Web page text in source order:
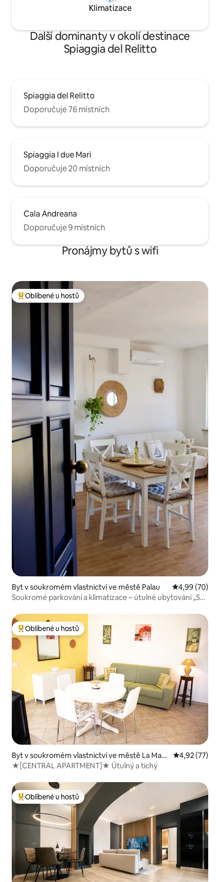
Klimatizace
Další dominanty v okolí destinace
Spiaggia del Relitto
Spiaggia del Relitto
Doporučuje 76 místních
Spiaggia I due Mari
Doporučuje 20 místních
Cala Andreana
Doporučuje 9 místních
Pronájmy bytů s wifi
Nejlepší v kategorii Oblíbené u hostů
Oblíbené u hostů
Byt v soukromém vlastnictví ve městě Palau Průměrné
4,99 (70)
Soukromé parkování a klimatizace – útulné ubytování „Sea
Nejlepší v kategorii Oblíbené u hostů
Oblíbené u hostů
Byt v soukromém vlastnictví ve městě La Mad
dalena
Průměrné
4,92 (77)
★[CENTRAL APARTMENT]★ Útulný a tichý
Nejlepší v kategorii Oblíbené u hostů
Oblíbené u hostů